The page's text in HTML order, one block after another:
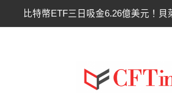
比特幣ETF三日吸金6.26億美元！貝
以太幣區間壓縮！100日均線1,920
桿